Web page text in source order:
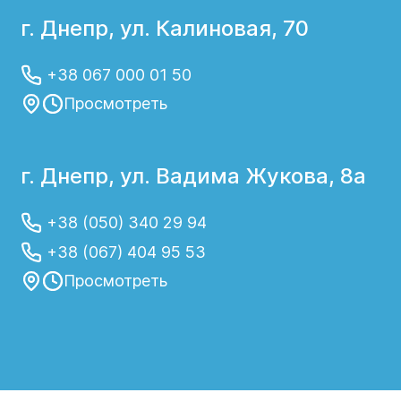
безболезненное и эффективное.
Осложнение острого
риносинусита в
Если есть подозрение на острый
риносинусит у детей – лечение
необходимо начать в первые дни для
предупреждения развития осложнений.
Отсутствие должной терапии может
Распространение инфекции с развитием
г. Днепр, ул. Калиновая, 70
+38 067 000 01 50
Просмотреть
г. Днепр, ул. Вадима Жукова, 8а
+38 (050) 340 29 94
+38 (067) 404 95 53
Просмотреть